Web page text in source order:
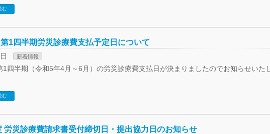
む
1四半期労災診療費支払予定日について
新着情報
1四半期（令和5年4月～6月）の労災診療費支払日が決まりましたのでお知らせいた
む
労災診療費請求書受付締切日・提出協力日のお知らせ